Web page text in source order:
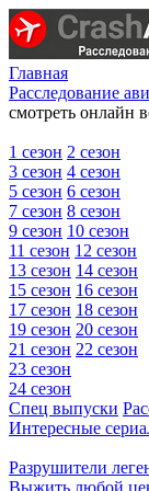
Главная
Расследование
смотреть онлайн
1 сезон 2 сезон
3 сезон 4 сезон
5 сезон 6 сезон
7 сезон 8 сезон
9 сезон 10 сезон
11 сезон 12 сезон
13 сезон 14 сезон
15 сезон 16 сезон
17 сезон 18 сезон
19 сезон 20 сезон
21 сезон 22 сезон
23 сезон
24 сезон
Спец выпуски
Интересные
Разрушители
Выжить любой